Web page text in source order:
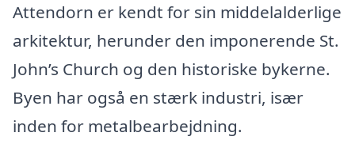
Attendorn er kendt for sin middelalderlige
arkitektur, herunder den imponerende St.
John’s Church og den historiske bykerne.
Byen har også en stærk industri, især
inden for metalbearbejdning.